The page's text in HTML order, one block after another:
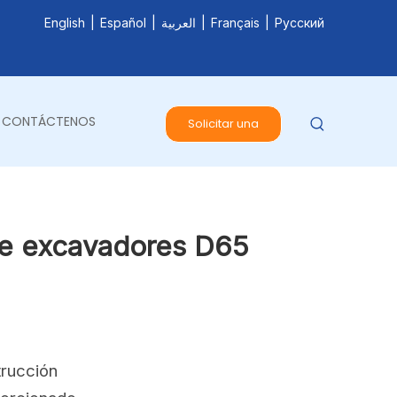
English Español العربية Français Pусский
CONTÁCTENOS Solicitar una
excavadores D65